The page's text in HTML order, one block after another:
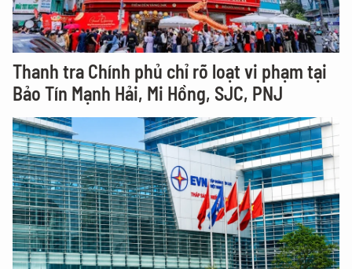
Thanh tra Chính phủ chỉ rõ loạt vi phạm tại
Bảo Tín Mạnh Hải, Mi Hồng, SJC, PNJ